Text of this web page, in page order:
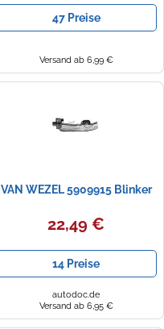
47 Preise
Versand ab 6,99 €
VAN WEZEL 5909915 Blinker
22,49 €
14 Preise
autodoc.de
Versand ab 6,95 €